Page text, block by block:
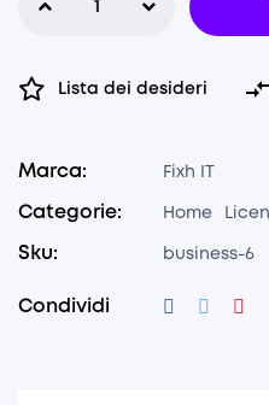
Lista dei desideri 
Marca: Fixh IT
Categorie: Home
Sku: business-6
Condividi